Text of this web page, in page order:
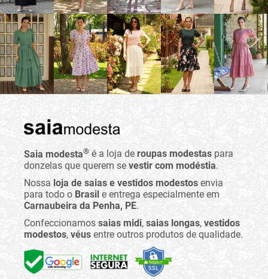
Saia modesta® é a loja de roupas modestas para
donzelas que querem se vestir com modéstia.
Nossa loja de saias e vestidos modestos envia
para todo o Brasil e entrega especialmente em
Carnaubeira da Penha, PE.
Confeccionamos saias midi, saias longas, vestidos
modestos, véus entre outros produtos de qualidade.